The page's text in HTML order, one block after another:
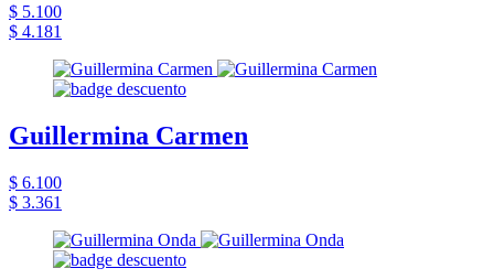
$ 5.100
$ 4.181
Guillermina Carmen
$ 6.100
$ 3.361